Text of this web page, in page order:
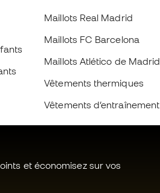
Maillots Real Madrid
Maillots FC Barcelona
Maillots Atlético de Madrid
Vêtements thermiques
Vêtements d’entraînement
et économisez sur vos